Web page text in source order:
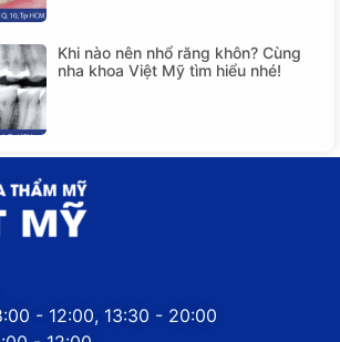
Khi nào nên nhổ răng khôn? Cùng
nha khoa Việt Mỹ tìm hiểu nhé!
- 12:00, 13:30 - 20:00